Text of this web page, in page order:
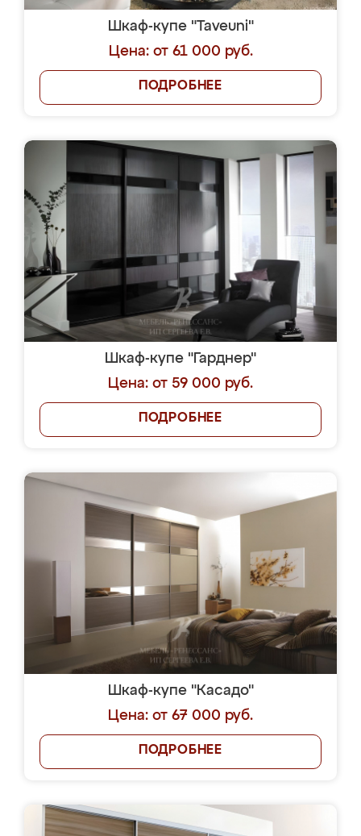
Шкаф-купе "Taveuni"
Цена: от 61 000 руб.
ПОДРОБНЕЕ
Шкаф-купе "Гарднер"
Цена: от 59 000 руб.
ПОДРОБНЕЕ
Шкаф-купе "Касадо"
Цена: от 67 000 руб.
ПОДРОБНЕЕ